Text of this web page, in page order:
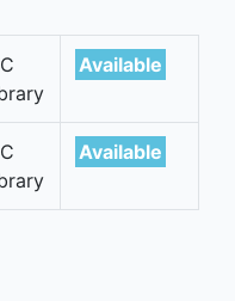
Available
Available